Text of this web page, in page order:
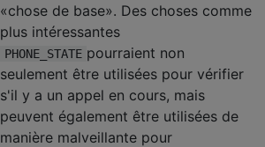
«chose de base». Des choses comme
plus intéressantes
PHONE_STATE pourraient non
seulement être utilisées pour vérifier
s'il y a un appel en cours, mais
peuvent également être utilisées de
manière malveillante pour